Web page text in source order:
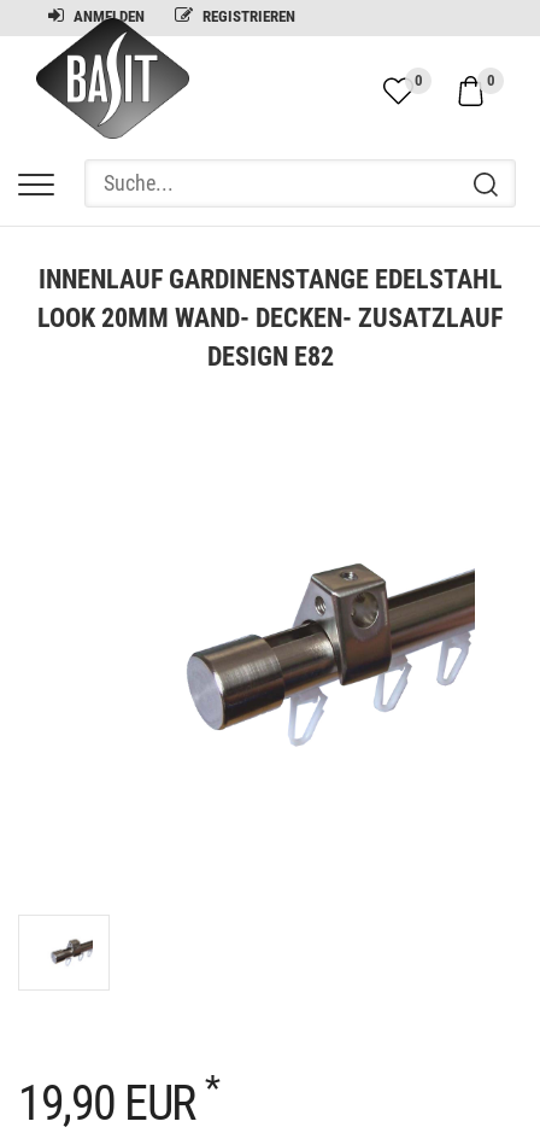
ANMELDEN REGISTRIEREN
0
0
INNENLAUF GARDINENSTANGE EDELSTAHL
LOOK 20MM WAND- DECKEN- ZUSATZLAUF
DESIGN E82
19,90 EUR *